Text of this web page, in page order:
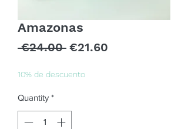
Amazonas
€24.00 Regular
€21.60
10% de descuento
Quantity *